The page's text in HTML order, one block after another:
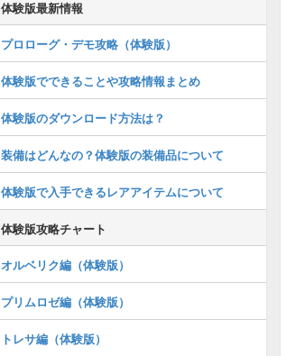
体験版最新情報
プロローグ・デモ攻略（体験版）
体験版でできることや攻略情報まとめ
体験版のダウンロード方法は？
装備はどんなの？体験版の装備品について
体験版で入手できるレアアイテムについて
体験版攻略チャート
オルベリク編（体験版）
プリムロゼ編（体験版）
トレサ編（体験版）